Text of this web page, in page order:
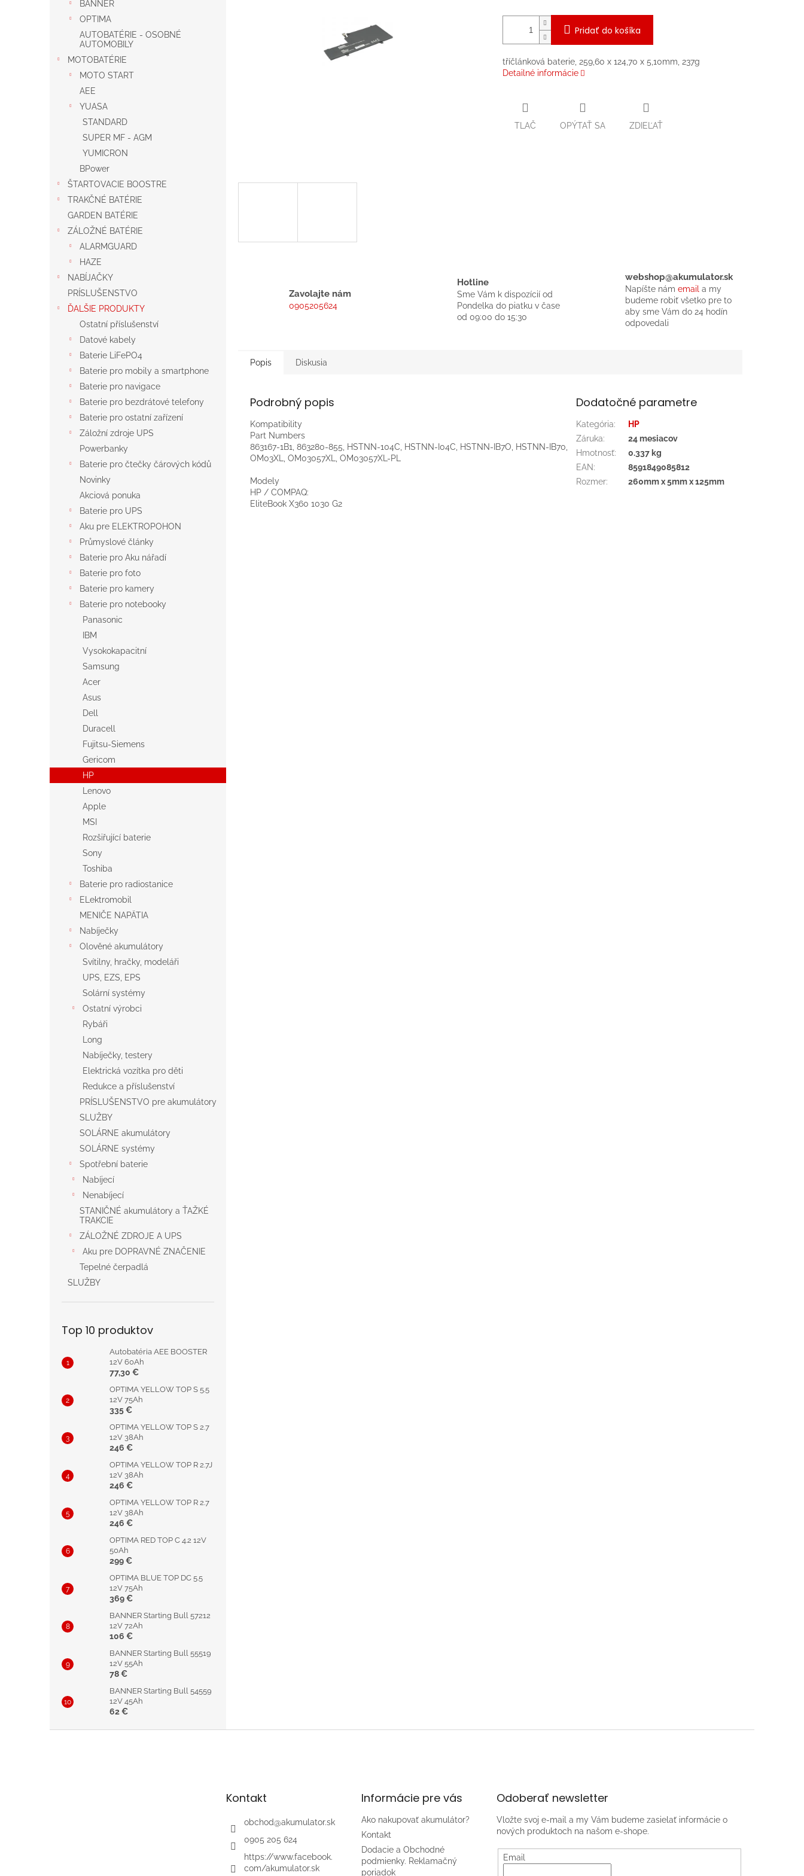
BANNER
OPTIMA
AUTOBATÉRIE - OSOBNÉ
AUTOMOBILY
MOTOBATÉRIE
MOTO START
AEE
YUASA
STANDARD
SUPER MF - AGM
YUMICRON
BPower
ŠTARTOVACIE BOOSTRE
TRAKČNÉ BATÉRIE
GARDEN BATÉRIE
ZÁLOŽNÉ BATÉRIE
ALARMGUARD
HAZE
NABÍJAČKY
PRÍSLUŠENSTVO
ĎALŠIE PRODUKTY
Ostatní příslušenství
Datové kabely
Baterie LiFePO4
Baterie pro mobily a smartphone
Baterie pro navigace
Baterie pro bezdrátové telefony
Baterie pro ostatní zařízení
Záložní zdroje UPS
Powerbanky
Baterie pro čtečky čárových kódů
Novinky
Akciová ponuka
Baterie pro UPS
Aku pre ELEKTROPOHON
Průmyslové články
Baterie pro Aku nářadí
Baterie pro foto
Baterie pro kamery
Baterie pro notebooky
Panasonic
IBM
Vysokokapacitní
Samsung
Acer
Asus
Dell
Duracell
Fujitsu-Siemens
Gericom
HP
Lenovo
Apple
MSI
Rozšiřující baterie
Sony
Toshiba
Baterie pro radiostanice
ELektromobil
MENIČE NAPÄTIA
Nabíječky
Olověné akumulátory
Svítilny, hračky, modeláři
UPS, EZS, EPS
Solární systémy
Ostatní výrobci
Rybáři
Long
Nabíječky, testery
Elektrická vozítka pro děti
Redukce a příslušenství
PRÍSLUŠENSTVO pre akumulátory
SLUŽBY
SOLÁRNE akumulátory
SOLÁRNE systémy
Spotřební baterie
Nabíjecí
Nenabíjecí
STANIČNÉ akumulátory a ŤAŽKÉ
TRAKCIE
ZÁLOŽNÉ ZDROJE A UPS
Aku pre DOPRAVNÉ ZNAČENIE
Tepelné čerpadlá
SLUŽBY
Top 10 produktov
Autobatéria AEE BOOSTER
12V 60Ah
77,30 €
OPTIMA YELLOW TOP S 5.5
12V 75Ah
335 €
OPTIMA YELLOW TOP S 2.7
12V 38Ah
246 €
OPTIMA YELLOW TOP R 2.7J
12V 38Ah
246 €
OPTIMA YELLOW TOP R 2.7
12V 38Ah
246 €
OPTIMA RED TOP C 4.2 12V
50Ah
299 €
OPTIMA BLUE TOP DC 5.5
12V 75Ah
369 €
BANNER Starting Bull 57212
12V 72Ah
106 €
BANNER Starting Bull 55519
12V 55Ah
78 €
BANNER Starting Bull 54559
12V 45Ah
62 €
Pridať do košíka
tříčlánková baterie, 259,60 x 124,70 x 5,10mm, 237g
Detailné informácie
TLAČ OPÝTAŤ SA ZDIEĽAŤ
Zavolajte nám
0905205624
Hotline
Sme Vám k dispozícií od
Pondelka do piatku v čase
od 09:00 do 15:30
webshop@akumulator.sk
Napíšte nám email a my
budeme robiť všetko pre to
aby sme Vám do 24 hodín
odpovedali
Popis Diskusia
Podrobný popis
Kompatibility
Part Numbers
863167-1B1, 863280-855, HSTNN-104C, HSTNN-I04C, HSTNN-IB7O, HSTNN-IB70,
OM03XL, OM03057XL, OM03057XL-PL
Modely
HP / COMPAQ:
EliteBook X360 1030 G2
Dodatočné parametre
Kategória:
HP
Záruka:
24 mesiacov
Hmotnosť:
0.337 kg
EAN:
8591849085812
Rozmer: 260mm x 5mm x 125mm
Kontakt
obchod@akumulator.sk
0905 205 624
https://www.facebook.
com/akumulator.sk
Informácie pre vás
Ako nakupovať akumulátor?
Kontakt
Dodacie a Obchodné
podmienky. Reklamačný
poriadok
Odoberať newsletter
Vložte svoj e-mail a my Vám budeme zasielať informácie o
nových produktoch na našom e-shope.
Email